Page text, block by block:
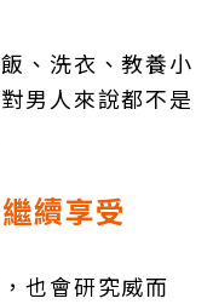
、洗衣、教養小
男人來說都不是
續享受
也會研究威而